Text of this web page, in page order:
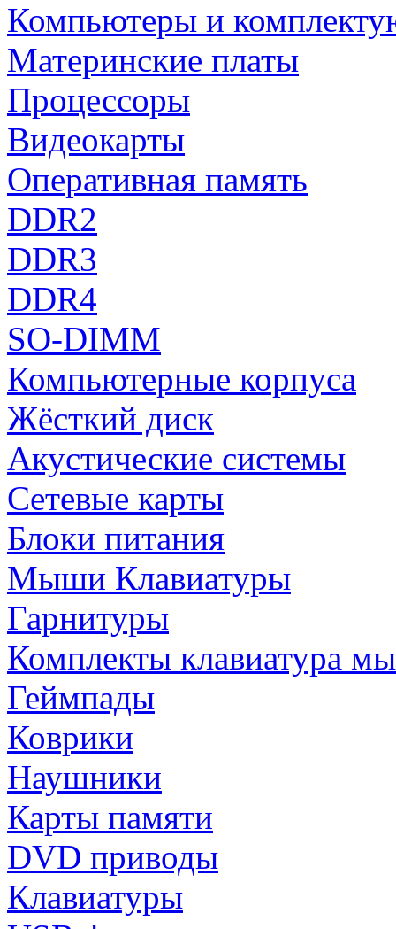
Компьютеры и
Материнские платы
Процессоры
Видеокарты
Оперативная память
DDR2
DDR3
DDR4
SO-DIMM
Компьютерные корпуса
Жёсткий диск
Акустические системы
Сетевые карты
Блоки питания
Мыши Клавиатуры
Гарнитуры
Комплекты клавиатура
Геймпады
Коврики
Наушники
Карты памяти
DVD приводы
Клавиатуры